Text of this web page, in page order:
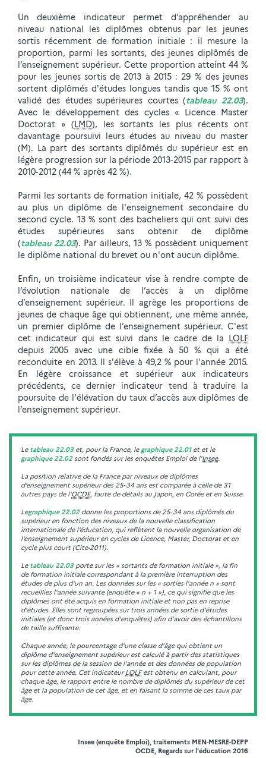
Un deuxième indicateur permet d’appréhender au
niveau national les diplômes obtenus par les jeunes
sortis récemment de formation initiale : il mesure la
proportion, parmi les sortants, des jeunes diplômés de
l’enseignement supérieur. Cette proportion atteint 44 %
pour les jeunes sortis de 2013 à 2015 : 29 % des jeunes
sortent diplômés d'études longues tandis que 15 % ont
validé des études supérieures courtes (tableau 22.03).
Avec le développement des cycles « Licence Master
Doctorat » (LMD), les sortants les plus récents ont
davantage poursuivi leurs études au niveau du master
(M). La part des sortants diplômés du supérieur est en
légère progression sur la période 2013‑2015 par rapport à
2010‑2012 (44 % après 42 %).
Parmi les sortants de formation initiale, 42 % possèdent
au plus un diplôme de l'enseignement secondaire du
second cycle. 13 % sont des bacheliers qui ont suivi des
études supérieures sans obtenir de diplôme
(tableau 22.03). Par ailleurs, 13 % possèdent uniquement
le diplôme national du brevet ou n'ont aucun diplôme.
Enfin, un troisième indicateur vise à rendre compte de
l’évolution nationale de l’accès à un diplôme
d’enseignement supérieur. Il agrège les proportions de
jeunes de chaque âge qui obtiennent, une même année,
un premier diplôme de l’enseignement supérieur. C'est
cet indicateur qui est suivi dans le cadre de la LOLF
depuis 2005 avec une cible fixée à 50 % qui a été
reconduite en 2013. Il s'élève à 49,2 % pour l'année 2015.
En légère croissance et supérieur aux indicateurs
précédents, ce dernier indicateur tend à traduire la
poursuite de l'élévation du taux d’accès aux diplômes de
l’enseignement supérieur.
Le tableau 22.03et, pour la France, le graphique 22.01et et le
graphique 22.02sont fondés sur les enquêtes Emploi de l'Insee.
La position relative de la France par niveaux de diplômes
d’enseignement supérieur des 25‑34 ans est comparée à celle de 31
autres pays de l’OCDE, faute de détails au Japon, en Corée et en Suisse.
Legraphique 22.02donne les proportions de 25‑34 ans diplômés du
supérieur en fonction des niveaux de la nouvelle classification
internationale de l’éducation, qui reflètent la nouvelle organisation de
l’enseignement supérieur en cycles de Licence, Master, Doctorat et en
cycle plus court (Cite-2011).
Le tableau 22.03porte sur les « sortants de formation initiale », la fin
de formation initiale correspondant à la première interruption des
études de plus d'un an. Les données sur les « sorties l'année n » sont
recueillies l'année suivante (enquête « n + 1 »), ce qui signifie que les
diplômes ont été acquis en formation initiale et non pas en reprise
d'études. Elles sont regroupées sur trois années de sortie d'études
initiales (et donc trois années d'enquêtes) afin d'avoir des échantillons
de taille suffisante.
Chaque année, le pourcentage d'une classe d'âge qui obtient un
diplôme d'enseignement supérieur est calculé à partir des statistiques
sur les diplômes de la session de l'année et des données de population
pour cette année. Cet indicateurLOLFest obtenu en calculant, pour
chaque âge, le rapport entre le nombre de diplômés du supérieur de cet
âge et la population de cet âge, et en faisant la somme de ces taux par
âge.
Insee (enquête Emploi), traitements MEN-MESRE-DEPP
OCDE, Regards sur l'éducation 2016